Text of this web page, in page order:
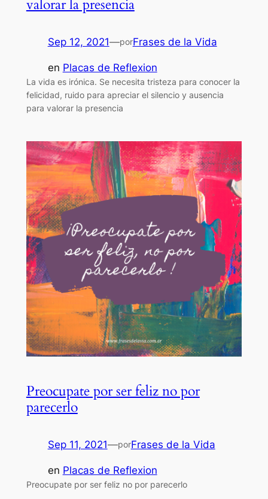
valorar la presencia
Sep 12, 2021—porFrases de la Vida
en Placas de Reflexion
La vida es irónica. Se necesita tristeza para conocer la
felicidad, ruido para apreciar el silencio y ausencia
para valorar la presencia
Preocupate por ser feliz no por
parecerlo
Sep 11, 2021—porFrases de la Vida
en Placas de Reflexion
Preocupate por ser feliz no por parecerlo